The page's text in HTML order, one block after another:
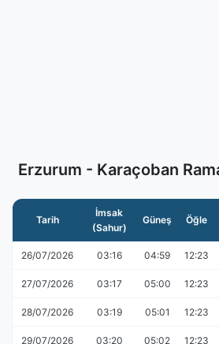
Erzurum - Karaçoban
Tarih
İmsak
(Sahur)
Güneş Öğle
26/07/2026 03:16 04:59 12:23
27/07/2026 03:17 05:00 12:23
28/07/2026 03:19 05:01 12:23
29/07/2026 03:20 05:02 12:23